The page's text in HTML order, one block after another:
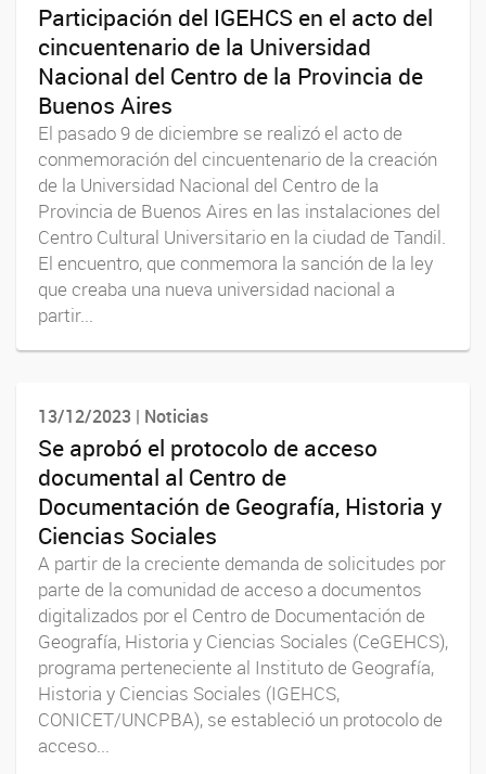
Participación del IGEHCS en el acto del
cincuentenario de la Universidad
Nacional del Centro de la Provincia de
Buenos Aires
El pasado 9 de diciembre se realizó el acto de
conmemoración del cincuentenario de la creación
de la Universidad Nacional del Centro de la
Provincia de Buenos Aires en las instalaciones del
Centro Cultural Universitario en la ciudad de Tandil.
El encuentro, que conmemora la sanción de la ley
que creaba una nueva universidad nacional a
partir...
13/12/2023 | Noticias
Se aprobó el protocolo de acceso
documental al Centro de
Documentación de Geografía, Historia y
Ciencias Sociales
A partir de la creciente demanda de solicitudes por
parte de la comunidad de acceso a documentos
digitalizados por el Centro de Documentación de
Geografía, Historia y Ciencias Sociales (CeGEHCS),
programa perteneciente al Instituto de Geografía,
Historia y Ciencias Sociales (IGEHCS,
CONICET/UNCPBA), se estableció un protocolo de
acceso...